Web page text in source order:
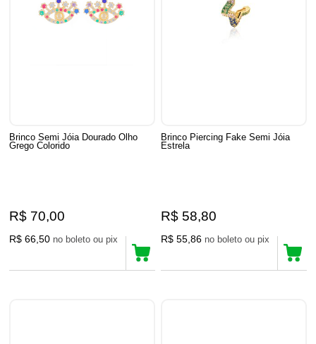
Brinco Semi Jóia Dourado Olho
Grego Colorido
R$ 70,00
R$ 66,50 no boleto ou pix
Brinco Piercing Fake Semi Jóia
Estrela
R$ 58,80
R$ 55,86 no boleto ou pix